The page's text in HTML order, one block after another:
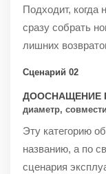
Подходит,
сразу собрать
лишних
Сценарий 02
ДООСНАЩЕНИЕ
диаметр,
Эту категорию
названию, а по
сценария